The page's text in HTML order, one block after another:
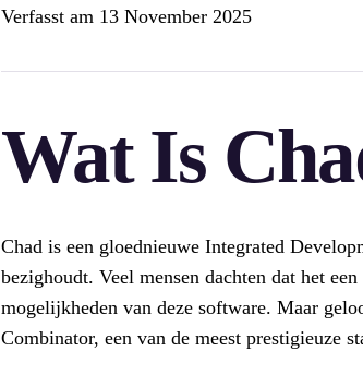
Verfasst am 13 November 2025
Wat Is
Chad is een gloednieuwe Integrated
bezighoudt. Veel mensen dachten dat het
mogelijkheden van deze software. Maar
Combinator, een van de meest prestigieuze